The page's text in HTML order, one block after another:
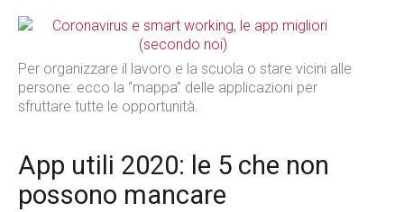
Per organizzare il lavoro e la scuola o stare vicini alle
persone: ecco la “mappa” delle applicazioni per
sfruttare tutte le opportunità.
App utili 2020: le 5 che non
possono mancare